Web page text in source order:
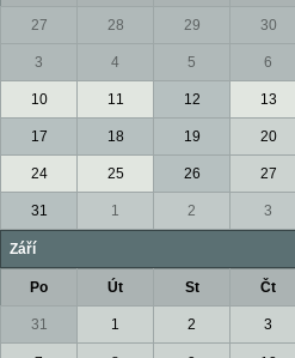
27 28 29 30
3 4 5 6
10 11 12 13
17 18 19 20
24 25 26 27
31 1 2 3
Září
Po Út St Čt
31 1 2 3